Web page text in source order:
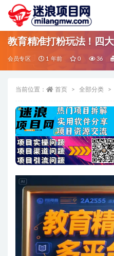
教育精准打粉玩法！四
会员专区 1 年前 0 36
当前位置： 首页 全部分类
全部